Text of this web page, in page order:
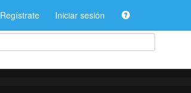
Regístrate Iniciar sesión